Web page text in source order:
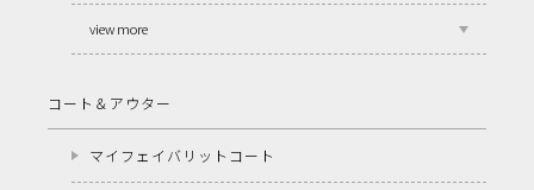
view more
コート＆アウター
マイフェイバリットコート